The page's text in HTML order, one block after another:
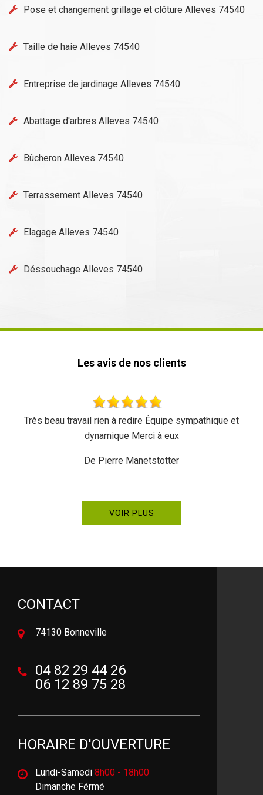
Pose et changement grillage et clôture Alleves 74540
Taille de haie Alleves 74540
Entreprise de jardinage Alleves 74540
Abattage d'arbres Alleves 74540
Bûcheron Alleves 74540
Terrassement Alleves 74540
Elagage Alleves 74540
Déssouchage Alleves 74540
Les avis de nos clients
Très beau travail rien à redire Équipe sympathique et
dynamique Merci à eux
De Pierre Manetstotter
VOIR PLUS
CONTACT
74130 Bonneville
04 82 29 44 26
06 12 89 75 28
HORAIRE D'OUVERTURE
Lundi-Samedi 8h00 - 18h00
Dimanche Férmé